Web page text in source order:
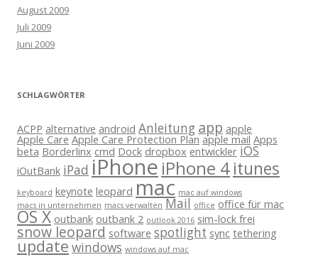
August 2009
Juli 2009
Juni 2009
SCHLAGWÖRTER
ACPP alternative android Anleitung app apple
Apple Care Apple Care Protection Plan apple mail Apps
beta Borderlinx cmd Dock dropbox entwickler iOS
iOutBank iPad iPhone iPhone 4itunes
keyboard keynote leopard mac mac auf windows
macs in unternehmen macs verwalten Mail office office für mac
OS X outbank outbank 2 outlook 2016 sim-lock frei
snow leopard software spotlight sync tethering
update windows windows auf mac